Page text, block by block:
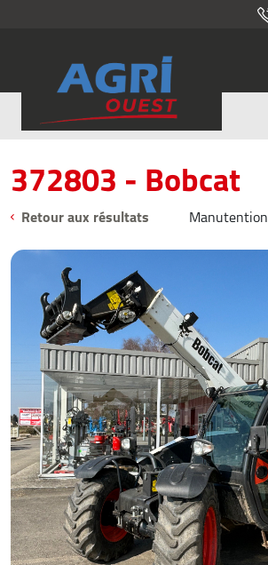
Occasions372803
372803 - Bobcat
Retour aux résultats Manutention
Previous